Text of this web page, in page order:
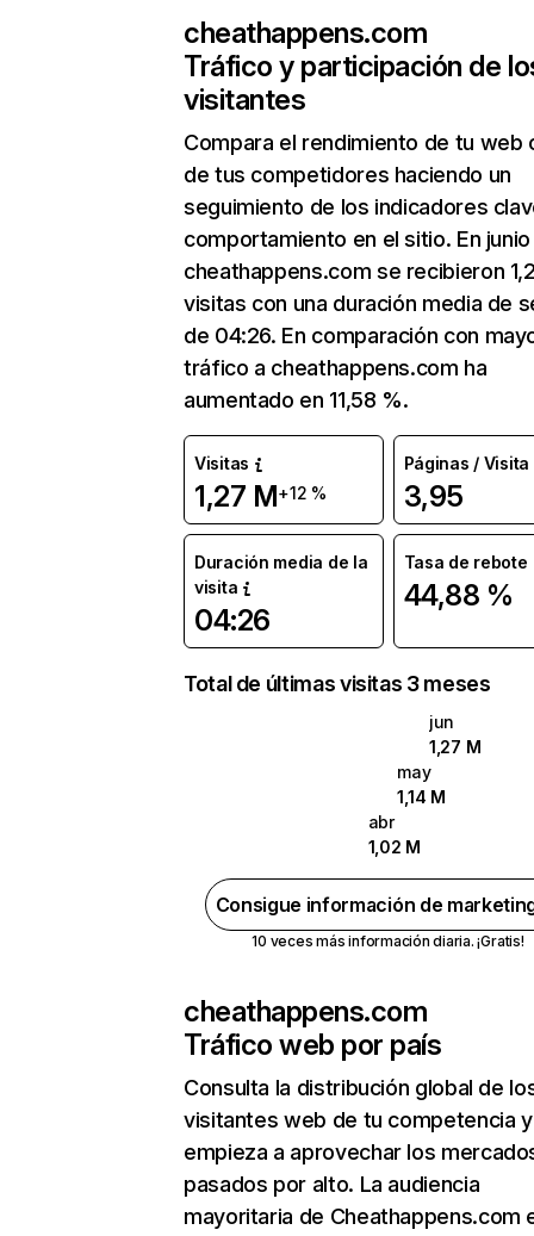
cheathappens.com
Tráfico y participación de
visitantes
Compara el rendimiento de tu web
de tus competidores haciendo un
seguimiento de los indicadores
comportamiento en el sitio. En junio
cheathappens.com se recibieron
visitas con una duración media de
de 04:26. En comparación con
tráfico a cheathappens.com ha
aumentado en 11,58 %.
Visitas
1,27 M+12 %
Páginas / Visita
3,95
Duración media de la
visita
04:26
Tasa de rebote
44,88 %
Total de últimas visitas 3 meses
jun
1,27 M
may
1,14 M
abr
1,02 M
Consigue información de
10 veces más información diaria. ¡Gratis!
cheathappens.com
Tráfico web por país
Consulta la distribución global de
visitantes web de tu competencia y
empieza a aprovechar los
pasados por alto. La audiencia
mayoritaria de Cheathappens.com